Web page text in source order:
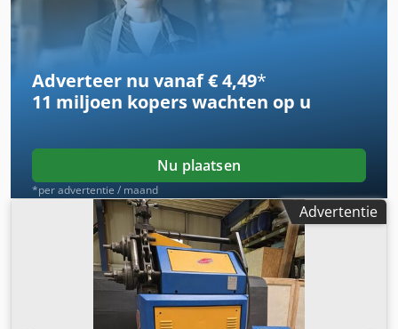
R100 d1-1/2" - Gereedschap Koper o 1 1/4" 2x o 1 1/2" (2x)
o 1" (2x) Alle gegevens zonder garantie. Een demonstratie
onder stroom is te allen tijde mogelijk in onze showroom.
Adverteer nu vanaf € 4,49*
11 miljoen koperswachten op u
Nu plaatsen
*per advertentie / maand
Advertentie